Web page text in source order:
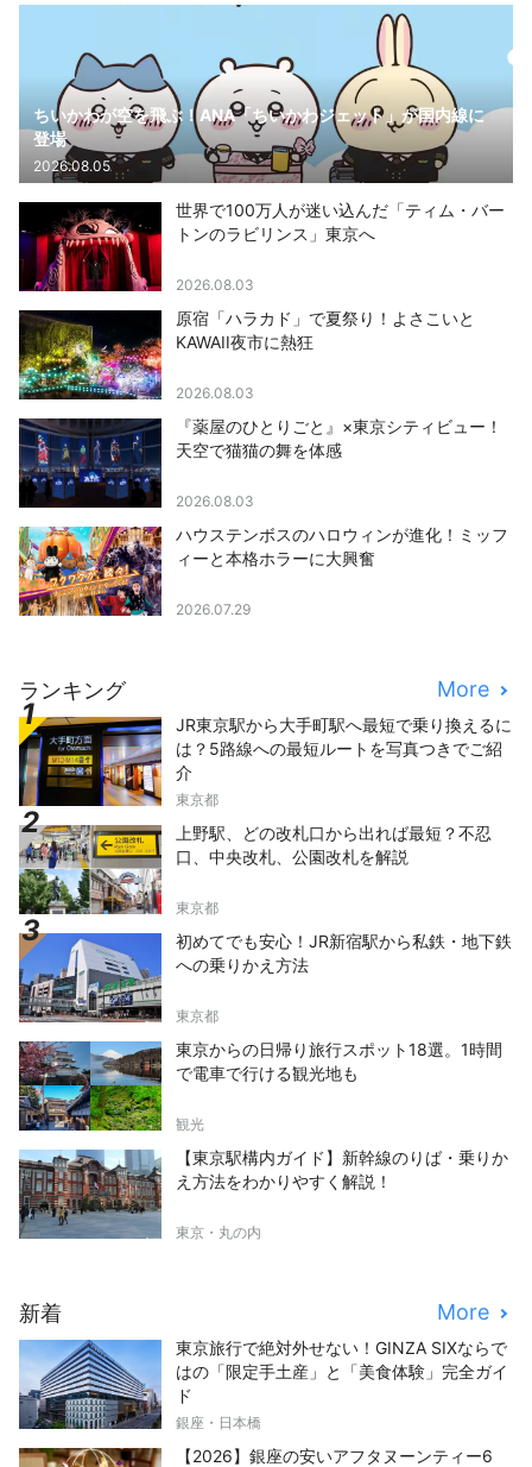
ちいかわが空を飛ぶ！ANA「ちいかわジェット」が国内線に
登場
2026.08.05
世界で100万人が迷い込んだ「ティム・バー
トンのラビリンス」東京へ
2026.08.03
原宿「ハラカド」で夏祭り！よさこいと
KAWAII夜市に熱狂
2026.08.03
『薬屋のひとりごと』×東京シティビュー！
天空で猫猫の舞を体感
2026.08.03
ハウステンボスのハロウィンが進化！ミッフ
ィーと本格ホラーに大興奮
2026.07.29
ランキング More
JR東京駅から大手町駅へ最短で乗り換えるに
は？5路線への最短ルートを写真つきでご紹
介
東京都
上野駅、どの改札口から出れば最短？不忍
口、中央改札、公園改札を解説
東京都
初めてでも安心！JR新宿駅から私鉄・地下鉄
への乗りかえ方法
東京都
東京からの日帰り旅行スポット18選。1時間
で電車で行ける観光地も
観光
【東京駅構内ガイド】新幹線のりば・乗りか
え方法をわかりやすく解説！
東京・丸の内
新着 More
東京旅行で絶対外せない！GINZA SIXならで
はの「限定手土産」と「美食体験」完全ガイ
ド
銀座・日本橋
【2026】銀座の安いアフタヌーンティー6